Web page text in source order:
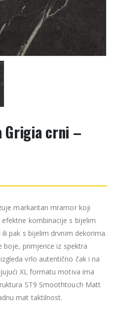
Grigia crni –
markantan mramor koji
kombinacije s bijelim
pak s bijelim drvnim dekorima.
boje, primjerice iz spektra
vrlo autentično čak i na
XL formatu motiva ima
ST9 Smoothtouch Matt
mat taktilnost.